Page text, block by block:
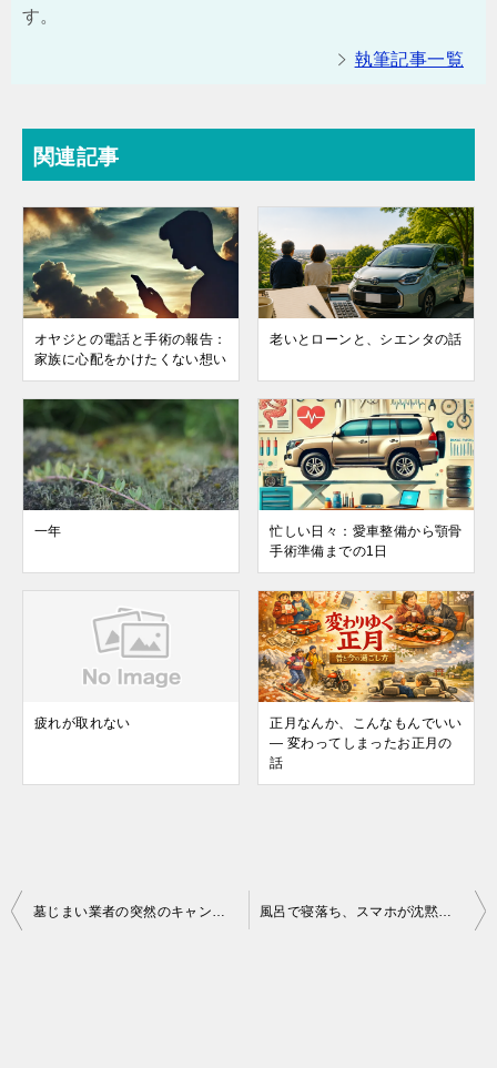
す。
執筆記事一覧
関連記事
オヤジとの電話と手術の報告：
家族に心配をかけたくない想い
老いとローンと、シエンタの話
一年
忙しい日々：愛車整備から顎骨
手術準備までの1日
疲れが取れない
正月なんか、こんなもんでいい
― 変わってしまったお正月の
話
投
墓じまい業者の突然のキャンセル…住職の紹介でたどり着いた安心の解決策 風呂で寝落ち、スマホが沈黙…そして復活！